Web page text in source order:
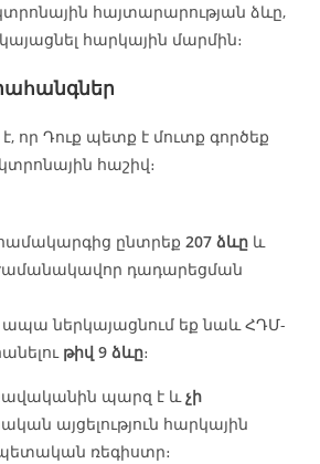
հայտարարության ձևը,
հարկային մարմին։
որ Դուք պետք է մուտք գործեք
հաշիվ։
համակարգից ընտրեք207 ձևը և
դադարեցման
ապա ներկայացնում եք նաև ՀԴՄ-
թիվ 9 ձևը։
պարզ է ևչի
այցելություն հարկային
պետական ռեգիստր։